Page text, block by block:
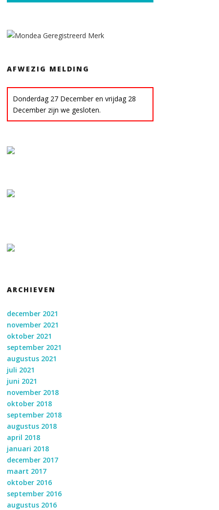
AFWEZIG MELDING
Donderdag 27 December en vrijdag 28
December zijn we gesloten.
ARCHIEVEN
december 2021
november 2021
oktober 2021
september 2021
augustus 2021
juli 2021
juni 2021
november 2018
oktober 2018
september 2018
augustus 2018
april 2018
januari 2018
december 2017
maart 2017
oktober 2016
september 2016
augustus 2016